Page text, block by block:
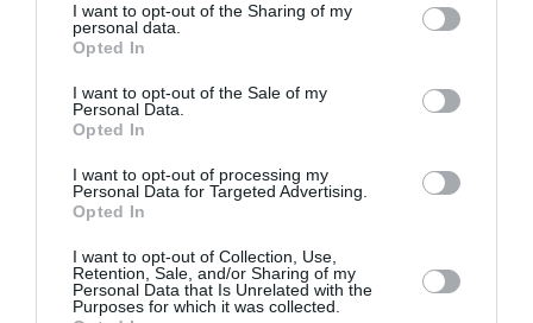
I want to opt-out of the Sharing of my
personal data.
Opted In
I want to opt-out of the Sale of my
Personal Data.
Opted In
I want to opt-out of processing my
Personal Data for Targeted Advertising.
Opted In
I want to opt-out of Collection, Use,
Retention, Sale, and/or Sharing of my
Personal Data that Is Unrelated with the
Purposes for which it was collected.
πραγματοποιούν συντομότερες διαστημικές
αποστολές καταλήγουν να
τουλίπουςτου σώματός τους.
Αν αρκεί να ταξιδέψουμε σε μια διαφορετική
ζώνη ώρας για να πάθουμε τζετ λανγκ, ας
προσπαθήσουμε λοιπόν να φανταστούμε πώς
είναι να κοιμάσαι σε έναν υπνόσακο μέσα σε